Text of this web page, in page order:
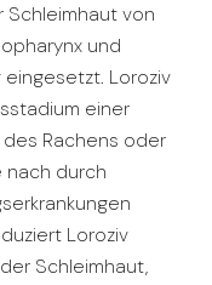
Schleimhaut von
und
eingesetzt. Loroziv
einer
Rachens oder
nach durch
Loroziv
Schleimhaut,